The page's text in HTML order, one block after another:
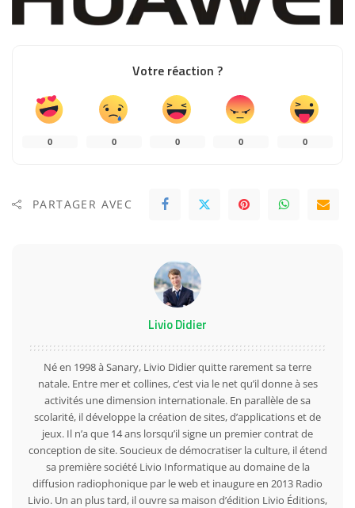
Votre réaction ?
0 0 0 0 0
PARTAGER AVEC
Livio Didier
Né en 1998 à Sanary, Livio Didier quitte rarement sa terre
natale. Entre mer et collines, c’est via le net qu’il donne à ses
activités une dimension internationale. En parallèle de sa
scolarité, il développe la création de sites, d’applications et de
jeux. Il n’a que 14 ans lorsqu’il signe un premier contrat de
conception de site. Soucieux de démocratiser la culture, il étend
sa première société Livio Informatique au domaine de la
diffusion radiophonique par le web et inaugure en 2013 Radio
Livio. Un an plus tard, il ouvre sa maison d’édition Livio Éditions,